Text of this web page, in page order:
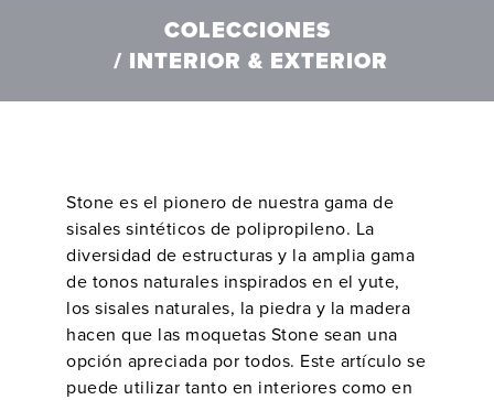
COLECCIONES
INTERIOR & EXTERIOR
Stone es el pionero de nuestra gama de
sisales sintéticos de polipropileno. La
diversidad de estructuras y la amplia gama
de tonos naturales inspirados en el yute,
los sisales naturales, la piedra y la madera
hacen que las moquetas Stone sean una
opción apreciada por todos. Este artículo se
puede utilizar tanto en interiores como en